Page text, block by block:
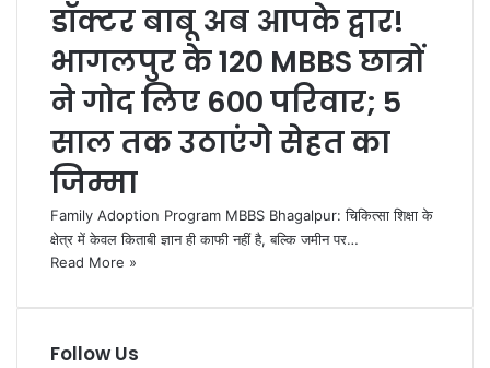
डॉक्टर बाबू अब आपके द्वार!
भागलपुर के 120 MBBS छात्रों
ने गोद लिए 600 परिवार; 5
साल तक उठाएंगे सेहत का
जिम्मा
Family Adoption Program MBBS Bhagalpur: चिकित्सा शिक्षा के
क्षेत्र में केवल किताबी ज्ञान ही काफी नहीं है, बल्कि जमीन पर…
Read More »
Follow Us